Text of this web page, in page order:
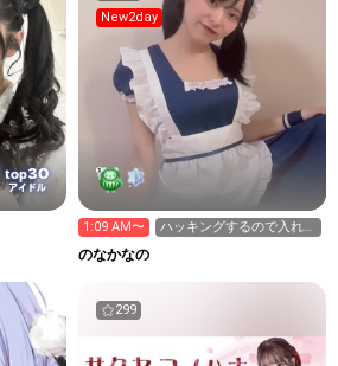
top30
アイドル
New2day
1:09 AM〜
ハッキングするので入れた
のなかなの
299